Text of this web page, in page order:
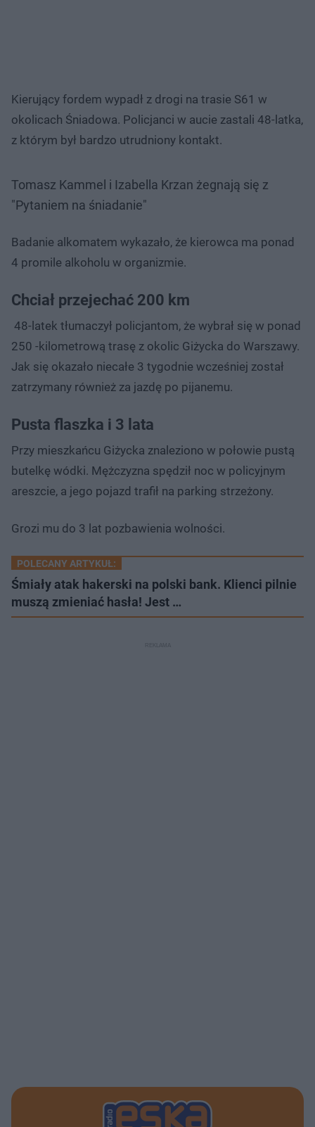
Kierujący fordem wypadł z drogi na trasie S61 w
okolicach Śniadowa. Policjanci w aucie zastali 48-latka,
z którym był bardzo utrudniony kontakt.
Tomasz Kammel i Izabella Krzan żegnają się z
"Pytaniem na śniadanie"
Badanie alkomatem wykazało, że kierowca ma ponad
4 promile alkoholu w organizmie.
Chciał przejechać 200 km
48-latek tłumaczył policjantom, że wybrał się w ponad
250 -kilometrową trasę z okolic Giżycka do Warszawy.
Jak się okazało niecałe 3 tygodnie wcześniej został
zatrzymany również za jazdę po pijanemu.
Pusta flaszka i 3 lata
Przy mieszkańcu Giżycka znaleziono w połowie pustą
butelkę wódki. Mężczyzna spędził noc w policyjnym
areszcie, a jego pojazd trafił na parking strzeżony.
Grozi mu do 3 lat pozbawienia wolności.
POLECANY ARTYKUŁ:
Śmiały atak hakerski na polski bank. Klienci pilnie
muszą zmieniać hasła! Jest …